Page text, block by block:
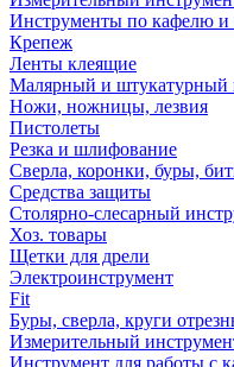
Инструменты по кафелю и
Крепеж
Ленты клеящие
Малярный и штукатурный
Ножи, ножницы, лезвия
Пистолеты
Резка и шлифование
Сверла, коронки, буры,
Средства защиты
Столярно-слесарный
Хоз. товары
Щетки для дрели
Электроинструмент
Fit
Буры, сверла, круги
Измерительный
Инструмент для работы с